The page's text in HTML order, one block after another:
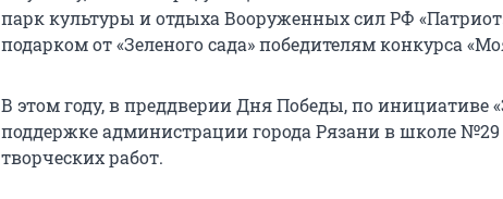
парк культуры и отдыха Вооруженных сил РФ
подарком от «Зеленого сада» победителям конкурса
В этом году, в преддверии Дня Победы, по инициативе
поддержке администрации города Рязани в школе
творческих работ.